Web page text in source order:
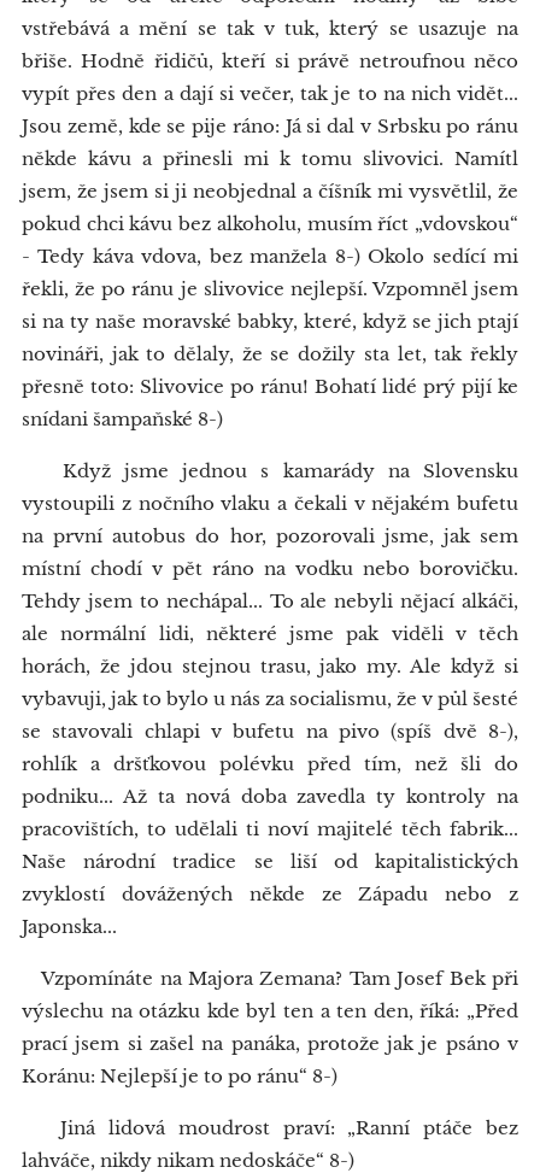
vstřebává a mění se tak v tuk, který se usazuje na
břiše. Hodně řidičů, kteří si právě netroufnou něco
vypít přes den a dají si večer, tak je to na nich vidět...
Jsou země, kde se pije ráno: Já si dal v Srbsku po ránu
někde kávu a přinesli mi k tomu slivovici. Namítl
jsem, že jsem si ji neobjednal a číšník mi vysvětlil, že
pokud chci kávu bez alkoholu, musím říct „vdovskou“
- Tedy káva vdova, bez manžela 8-) Okolo sedící mi
řekli, že po ránu je slivovice nejlepší. Vzpomněl jsem
si na ty naše moravské babky, které, když se jich ptají
novináři, jak to dělaly, že se dožily sta let, tak řekly
přesně toto: Slivovice po ránu! Bohatí lidé prý pijí ke
snídani šampaňské 8-)
Když jsme jednou s kamarády na Slovensku
vystoupili z nočního vlaku a čekali v nějakém bufetu
na první autobus do hor, pozorovali jsme, jak sem
místní chodí v pět ráno na vodku nebo borovičku.
Tehdy jsem to nechápal... To ale nebyli nějací alkáči,
ale normální lidi, některé jsme pak viděli v těch
horách, že jdou stejnou trasu, jako my. Ale když si
vybavuji, jak to bylo u nás za socialismu, že v půl šesté
se stavovali chlapi v bufetu na pivo (spíš dvě 8-),
rohlík a dršťkovou polévku před tím, než šli do
podniku... Až ta nová doba zavedla ty kontroly na
pracovištích, to udělali ti noví majitelé těch fabrik...
Naše národní tradice se liší od kapitalistických
zvyklostí dovážených někde ze Západu nebo z
Japonska...
Vzpomínáte na Majora Zemana? Tam Josef Bek při
výslechu na otázku kde byl ten a ten den, říká: „Před
prací jsem si zašel na panáka, protože jak je psáno v
Koránu: Nejlepší je to po ránu“ 8-)
Jiná lidová moudrost praví: „Ranní ptáče bez
lahváče, nikdy nikam nedoskáče“ 8-)